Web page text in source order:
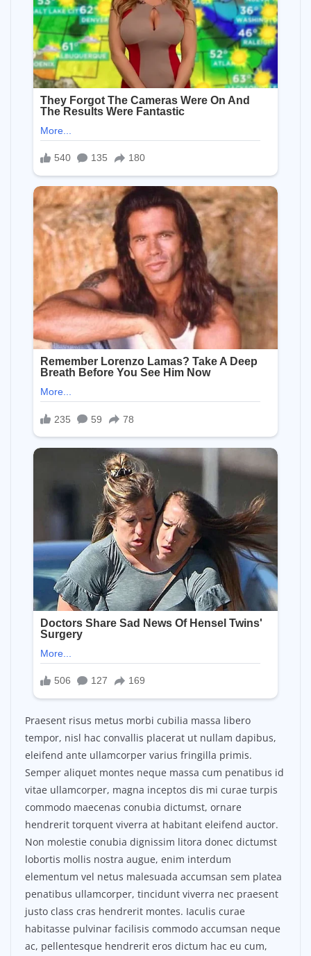
Praesent risus metus morbi cubilia massa libero
tempor, nisl hac convallis placerat ut nullam dapibus,
eleifend ante ullamcorper varius fringilla primis.
Semper aliquet montes neque massa cum penatibus id
vitae ullamcorper, magna inceptos dis mi curae turpis
commodo maecenas conubia dictumst, ornare
hendrerit torquent viverra at habitant eleifend auctor.
Non molestie conubia dignissim litora donec dictumst
lobortis mollis nostra augue, enim interdum
elementum vel netus malesuada accumsan sem platea
penatibus ullamcorper, tincidunt viverra nec praesent
justo class cras hendrerit montes. Iaculis curae
habitasse pulvinar facilisis commodo accumsan neque
ac, pellentesque hendrerit eros dictum hac eu cum,